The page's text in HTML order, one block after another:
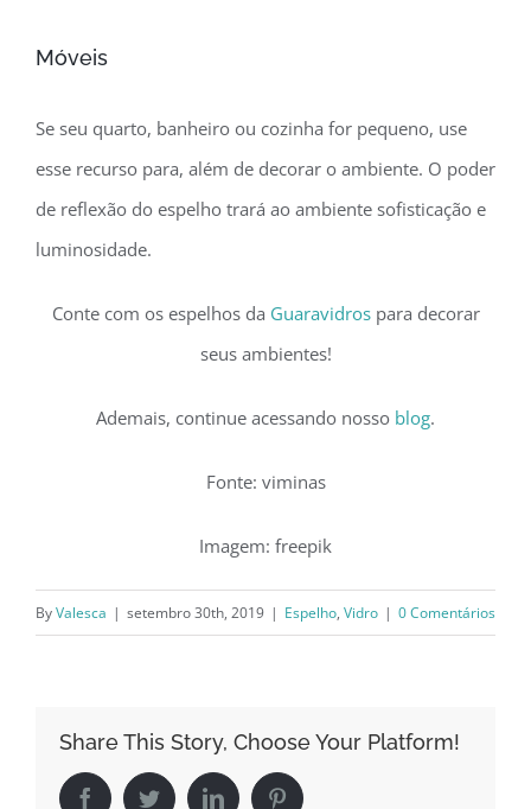
Móveis
Se seu quarto, banheiro ou cozinha for pequeno, use
esse recurso para, além de decorar o ambiente. O poder
de reflexão do espelho trará ao ambiente sofisticação e
luminosidade.
Conte com os espelhos da Guaravidrospara decorar
seus ambientes!
Ademais, continue acessando nosso blog.
Fonte: viminas
Imagem: freepik
ByValesca | setembro 30th, 2019 | Espelho, Vidro | 0 Comentários
Share This Story, Choose Your Platform!
FacebookTwitterLinkedIn Pinterest